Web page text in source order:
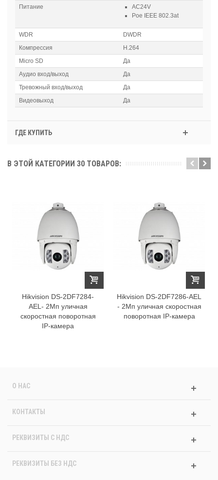
Питание
AC24V
Poe IEEE 802.3at
WDR
DWDR
Компрессия
H.264
Micro SD
Да
Аудио вход/выход
Да
Тревожный вход/выход
Да
Видеовыход
Да
ГДЕ КУПИТЬ
В ЭТОЙ КАТЕГОРИИ 30 ТОВАРОВ:
Hikvision DS-2DF7284-
AEL- 2Мп уличная
скоростная поворотная
IP-камера
Hikvision DS-2DF7286-AEL
- 2Мп уличная скоростная
поворотная IP-камера
О НАС
КОНТАКТЫ
РЕКВИЗИТЫ C НДС
РЕКВИЗИТЫ БЕЗ НДС